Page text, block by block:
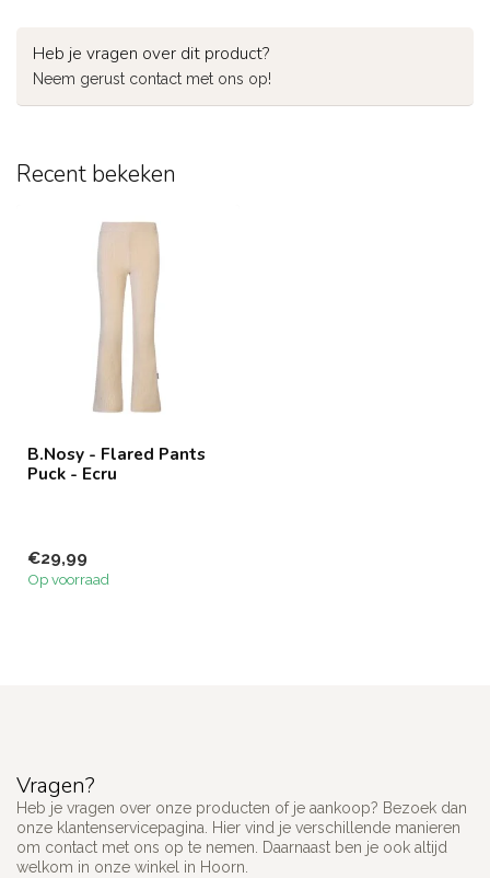
Heb je vragen over dit product?
Neem gerust contact met ons op!
Recent bekeken
B.Nosy - Flared Pants
Puck - Ecru
€29,99
Op voorraad
Vragen?
Heb je vragen over onze producten of je aankoop? Bezoek dan
onze klantenservicepagina. Hier vind je verschillende manieren
om contact met ons op te nemen. Daarnaast ben je ook altijd
welkom in onze winkel in Hoorn.